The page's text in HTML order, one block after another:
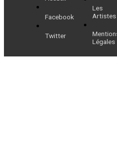
Facebook
Twitter
Les
Artistes
Légales